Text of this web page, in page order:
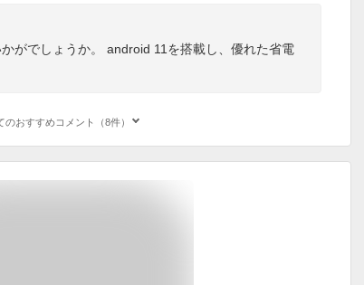
がでしょうか。 android 11を搭載し、優れた省電
のおすすめコメント（8件）